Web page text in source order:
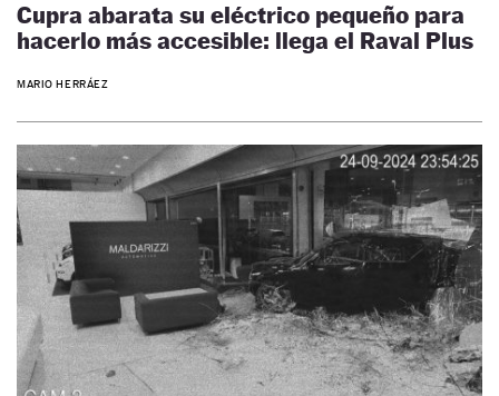
Cupra abarata su eléctrico pequeño para
hacerlo más accesible: llega el Raval Plus
MARIO HERRÁEZ